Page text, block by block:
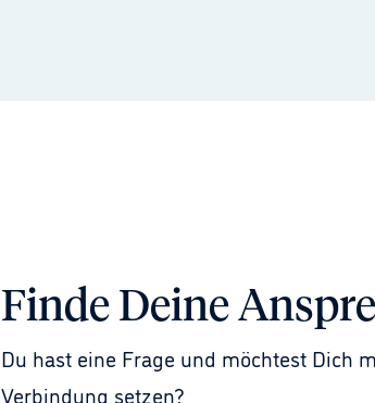
Finde Deine
Du hast eine Frage und möchtest Dich
Verbindung setzen?